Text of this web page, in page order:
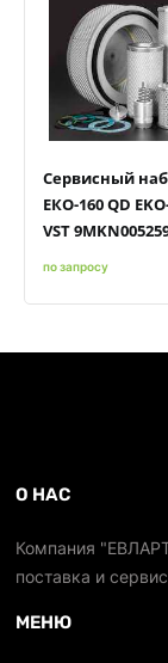
Быстрый
Сервисный
ЕКО-160 QD
VST
по запросу
О НАС
Компания
поставка и
МЕНЮ